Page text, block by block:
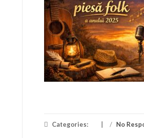
Categories: / No